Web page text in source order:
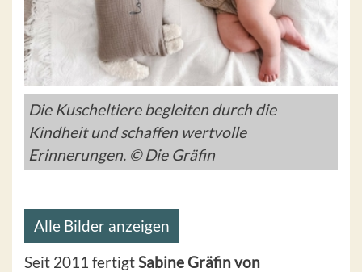
Die Kuscheltiere begleiten durch die
Kindheit und schaffen wertvolle
Erinnerungen. © Die Gräfin
Alle Bilder anzeigen
Seit 2011 fertigtSabine Gräfin von